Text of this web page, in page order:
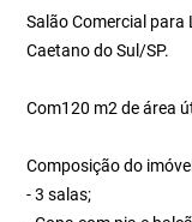
Salão Comercial para
Caetano do Sul/SP.
Com120 m2 de área
Composição do
- 3 salas;